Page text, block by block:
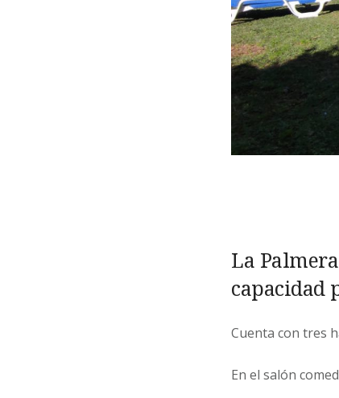
La
capacidad
Cuenta con tres
En el salón